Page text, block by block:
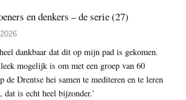
en denkers – de serie (27)
dankbaar dat dit op mijn pad is gekomen.
mogelijk is om met een groep van 60
de Drentse hei samen te mediteren en te leren
dat is echt heel bijzonder.’